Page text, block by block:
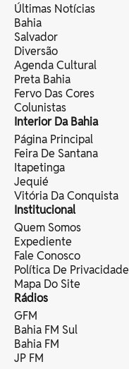
Últimas Notícias
Bahia
Salvador
Diversão
Agenda Cultural
Preta Bahia
Fervo Das Cores
Colunistas
Interior Da Bahia
Página Principal
Feira De Santana
Itapetinga
Jequié
Vitória Da Conquista
Institucional
Quem Somos
Expediente
Fale Conosco
Política De Privacidade
Mapa Do Site
Rádios
GFM
Bahia FM Sul
Bahia FM
JP FM